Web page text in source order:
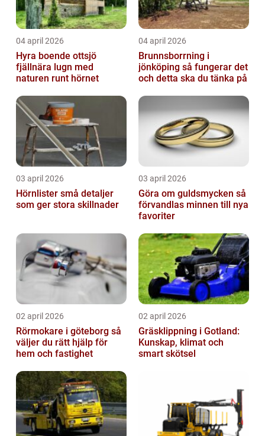
04 april 2026
Hyra boende ottsjö
fjällnära lugn med
naturen runt hörnet
04 april 2026
Brunnsborrning i
jönköping så fungerar det
och detta ska du tänka på
03 april 2026
Hörnlister små detaljer
som ger stora skillnader
03 april 2026
Göra om guldsmycken så
förvandlas minnen till nya
favoriter
02 april 2026
Rörmokare i göteborg så
väljer du rätt hjälp för
hem och fastighet
02 april 2026
Gräsklippning i Gotland:
Kunskap, klimat och
smart skötsel